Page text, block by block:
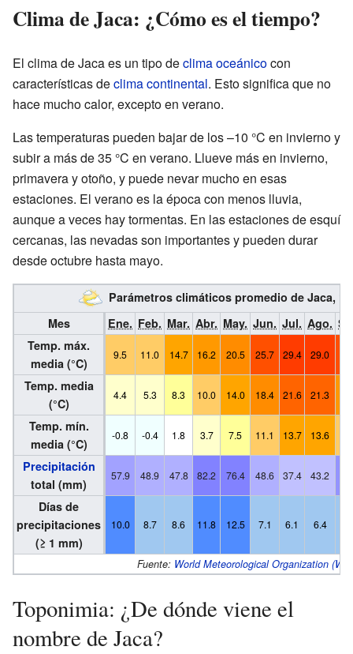
Clima de Jaca: ¿Cómo es el tiempo?
El clima de Jaca es un tipo declima oceánicocon
características declima continental. Esto significa que no
hace mucho calor, excepto en verano.
Las temperaturas pueden bajar de los –10 °C en invierno y
subir a más de 35 °C en verano. Llueve más en invierno,
primavera y otoño, y puede nevar mucho en esas
estaciones. El verano es la época con menos lluvia,
aunque a veces hay tormentas. En las estaciones de esquí
cercanas, las nevadas son importantes y pueden durar
desde octubre hasta mayo.
Parámetros climáticos promedio de Jaca,
Mes
Ene. Feb. Mar. Abr. May. Jun. Jul. Ago.
Temp. máx.
media (°C)
9.5 11.0 14.7 16.2 20.5 25.7 29.4 29.0
Temp. media
(°C)
4.4 5.3 8.3 10.0 14.0 18.4 21.6 21.3
Temp. mín.
media (°C)
-0.8 -0.4 1.8 3.7 7.5 11.1 13.7 13.6
Precipitación
total (mm)
57.9 48.9 47.8 82.2 76.4 48.6 37.4 43.2
Días de
precipitaciones
(≥ 1 mm)
10.0 8.7 8.6 11.8 12.5 7.1 6.1 6.4
Fuente: World Meteorological Organization
Toponimia: ¿De dónde viene el
nombre de Jaca?